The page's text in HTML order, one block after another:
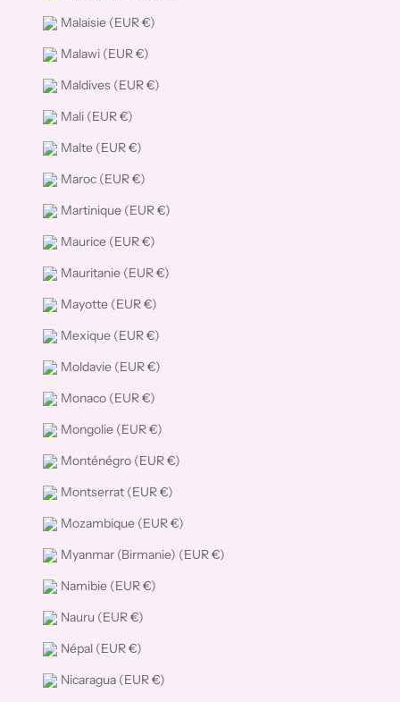
Malaisie (EUR €)
Malawi (EUR €)
Maldives (EUR €)
Mali (EUR €)
Malte (EUR €)
Maroc (EUR €)
Martinique (EUR €)
Maurice (EUR €)
Mauritanie (EUR €)
Mayotte (EUR €)
Mexique (EUR €)
Moldavie (EUR €)
Monaco (EUR €)
Mongolie (EUR €)
Monténégro (EUR €)
Montserrat (EUR €)
Mozambique (EUR €)
Myanmar (Birmanie) (EUR €)
Namibie (EUR €)
Nauru (EUR €)
Népal (EUR €)
Nicaragua (EUR €)